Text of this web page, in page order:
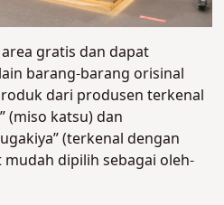
gratis dan dapat
barang-barang orisinal
dari produsen terkenal
(miso katsu) dan
(terkenal dengan
dipilih sebagai oleh-